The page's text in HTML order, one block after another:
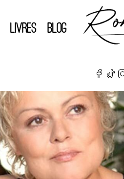
LIVRES BLOG